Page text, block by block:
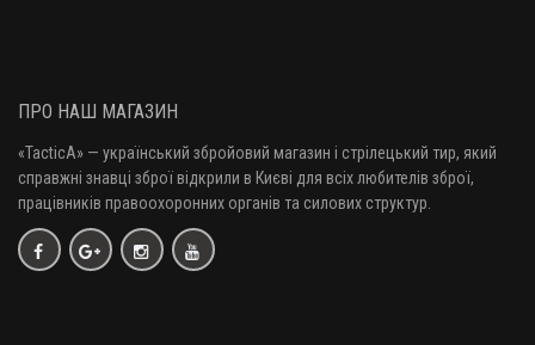
ПРО НАШ МАГАЗИН
«TacticA» — український збройовий магазин і стрілецький тир, який
справжні знавці зброї відкрили в Києві для всіх любителів зброї,
працівників правоохоронних органів та силових структур.